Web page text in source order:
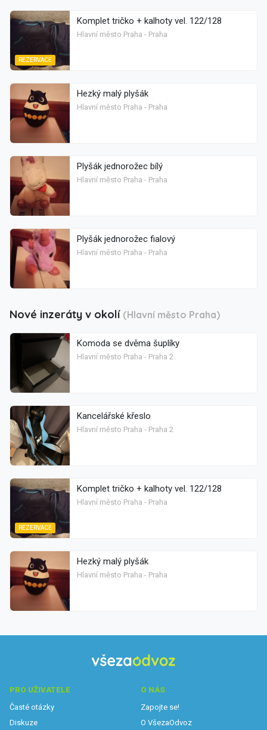
REZERVACE
Komplet tričko + kalhoty vel. 122/128
Hlavní město Praha - Praha
Hezký malý plyšák
Hlavní město Praha - Praha
Plyšák jednorožec bílý
Hlavní město Praha - Praha
Plyšák jednorožec fialový
Hlavní město Praha - Praha
Nové inzeráty v okolí (Hlavní město Praha)
Komoda se dvěma šuplíky
Hlavní město Praha - Praha 2
Kancelářské křeslo
Hlavní město Praha - Praha 2
REZERVACE
Komplet tričko + kalhoty vel. 122/128
Hlavní město Praha - Praha
Hezký malý plyšák
Hlavní město Praha - Praha
PRO UŽIVATELE
Časté otázky
Diskuze
O NÁS
Zapojte se!
O VšezaOdvoz